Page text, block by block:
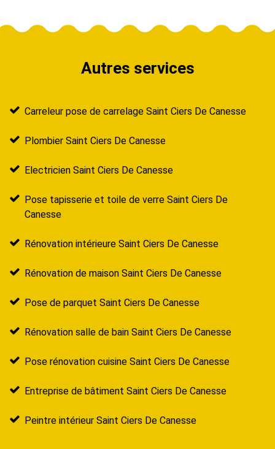
Autres services
Carreleur pose de carrelage Saint Ciers De Canesse
Plombier Saint Ciers De Canesse
Electricien Saint Ciers De Canesse
Pose tapisserie et toile de verre Saint Ciers De
Canesse
Rénovation intérieure Saint Ciers De Canesse
Rénovation de maison Saint Ciers De Canesse
Pose de parquet Saint Ciers De Canesse
Rénovation salle de bain Saint Ciers De Canesse
Pose rénovation cuisine Saint Ciers De Canesse
Entreprise de bâtiment Saint Ciers De Canesse
Peintre intérieur Saint Ciers De Canesse